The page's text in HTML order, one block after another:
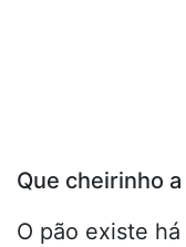
Que cheirinho
O pão existe